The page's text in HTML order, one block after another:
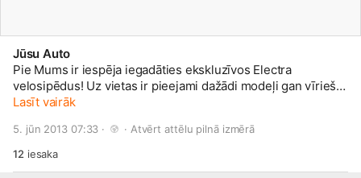
Jūsu Auto
Pie Mums ir iespēja iegadāties ekskluzīvos Electra
velosipēdus! Uz vietas ir pieejami dažādi modeļi gan vīriešu,
gan sieviešu un pat bērnu! Kā arī ir iesējams veikt
auto'!
Lasīt vairāk
5. jūn 2013 07:33 · · Atvērt attēlu pilnā izmērā
12 iesaka